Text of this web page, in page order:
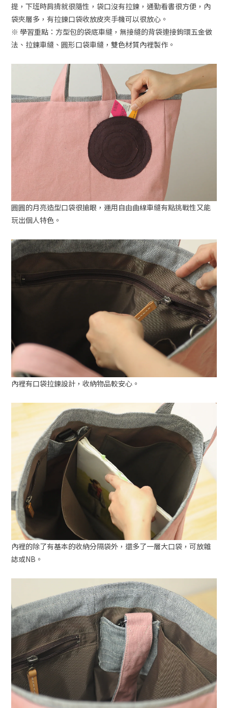
提，下班時肩揹就很隨性，袋口沒有拉鍊，通勤看書很方便，內
袋夾層多，有拉鍊口袋收放皮夾手機可以很放心。
※ 學習重點：方型包的袋底車縫，無接縫的背袋連接鉤環五金做
法、拉鍊車縫、圓形口袋車縫，雙色材質內裡製作。
圓圓的月亮造型口袋很搶眼，運用自由曲線車縫有點挑戰性又能
玩出個人特色。
內裡有口袋拉鍊設計，收納物品較安心。
內裡的除了有基本的收納分隔袋外，還多了一層大口袋，可放雜
誌或NB。